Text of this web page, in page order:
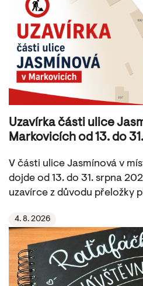
Uzavírka části ulice
Markovicích od 13. do
V části ulice Jasmínová v
dojde od 13. do 31. srpna
uzavírce z důvodu přeložky
4. 8. 2026